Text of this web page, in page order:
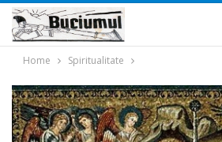
Home Spiritualitate